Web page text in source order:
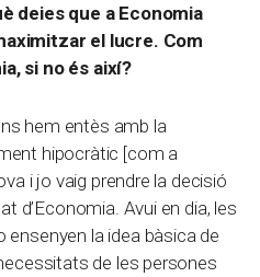
deies que a Economia
el lucre. Com
si no és així?
hem entès amb la
hipocràtic [com a
i jo vaig prendre la decisió
d’Economia. Avui en dia, les
la idea bàsica de
de les persones